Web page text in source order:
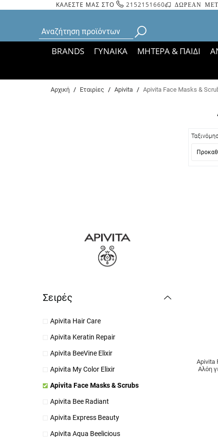
ΚΑΛΕΣΤΕ ΜΑΣ ΣΤΟ 2152151660 ΔΩΡΕΑΝ
BRANDS ΓΥΝΑΙΚΑ ΜΗΤΕΡΑ & ΠΑΙΔΙ
Bάσει ΦΕΚ
Αρχική / Εταιρίες / Apivita / Apivita Face Masks &
Σειρές
Apivita Hair Care
Apivita Keratin Repair
Apivita BeeVine Elixir
Apivita My Color Elixir
Apivita Face Masks & Scrubs
Apivita Bee Radiant
Apivita Express Beauty
Apivita Aqua Beelicious
Αpivita
Αλόη